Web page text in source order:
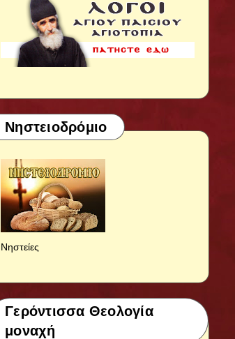
Νηστειοδρόμιο
Νηστείες
Γερόντισσα Θεολογία
μοναχή